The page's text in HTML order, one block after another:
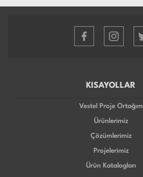
KISAYOLLAR
Vestel Proje Ortağım
Ürünlerimiz
Çözümlerimiz
Projelerimiz
Ürün Katalogları